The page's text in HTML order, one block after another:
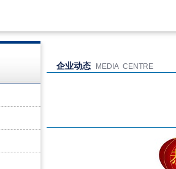
企业动态 MEDIA CENTRE